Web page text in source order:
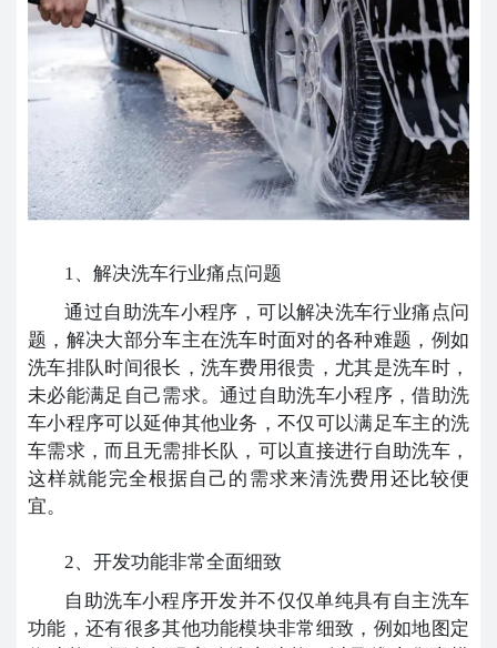
1、解决洗车行业痛点问题
通过自助洗车小程序，可以解决洗车行业痛点问
题，解决大部分车主在洗车时面对的各种难题，例如
洗车排队时间很长，洗车费用很贵，尤其是洗车时，
未必能满足自己需求。通过自助洗车小程序，借助洗
车小程序可以延伸其他业务，不仅可以满足车主的洗
车需求，而且无需排长队，可以直接进行自助洗车，
这样就能完全根据自己的需求来清洗费用还比较便
宜。
2、开发功能非常全面细致
自助洗车小程序开发并不仅仅单纯具有自主洗车
功能，还有很多其他功能模块非常细致，例如地图定